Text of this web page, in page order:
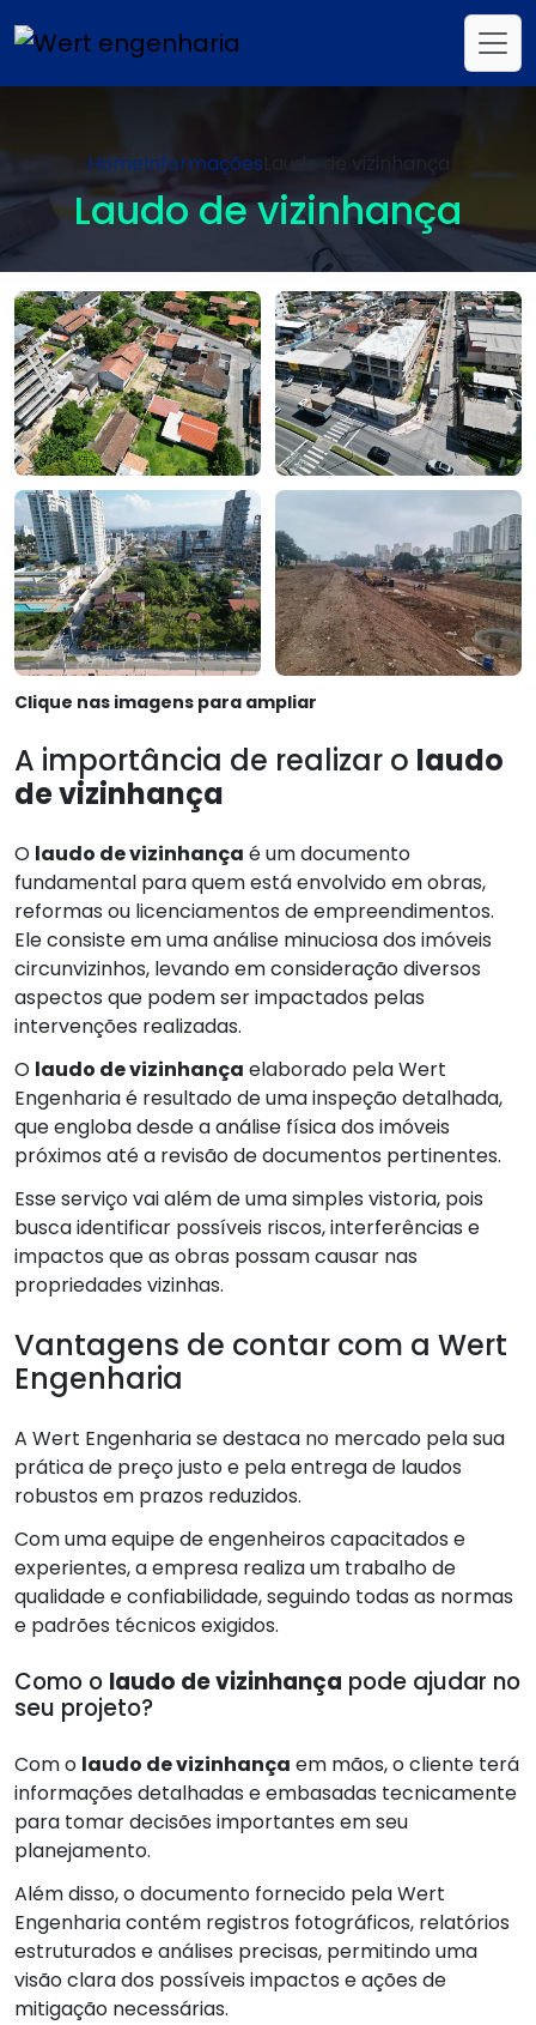
HomeInformações
Laudo de vizinhança
Clique nas imagens para ampliar
A importância de realizar o laudo
de vizinhança
O laudo de vizinhança é um documento
fundamental para quem está envolvido em obras,
reformas ou licenciamentos de empreendimentos.
Ele consiste em uma análise minuciosa dos imóveis
circunvizinhos, levando em consideração diversos
aspectos que podem ser impactados pelas
intervenções realizadas.
O laudo de vizinhança elaborado pela Wert
Engenharia é resultado de uma inspeção detalhada,
que engloba desde a análise física dos imóveis
próximos até a revisão de documentos pertinentes.
Esse serviço vai além de uma simples vistoria, pois
busca identificar possíveis riscos, interferências e
impactos que as obras possam causar nas
propriedades vizinhas.
Vantagens de contar com a Wert
Engenharia
A Wert Engenharia se destaca no mercado pela sua
prática de preço justo e pela entrega de laudos
robustos em prazos reduzidos.
Com uma equipe de engenheiros capacitados e
experientes, a empresa realiza um trabalho de
qualidade e confiabilidade, seguindo todas as normas
e padrões técnicos exigidos.
Como o laudo de vizinhança pode ajudar no
seu projeto?
Com o laudo de vizinhança em mãos, o cliente terá
informações detalhadas e embasadas tecnicamente
para tomar decisões importantes em seu
planejamento.
Além disso, o documento fornecido pela Wert
Engenharia contém registros fotográficos, relatórios
estruturados e análises precisas, permitindo uma
visão clara dos possíveis impactos e ações de
mitigação necessárias.